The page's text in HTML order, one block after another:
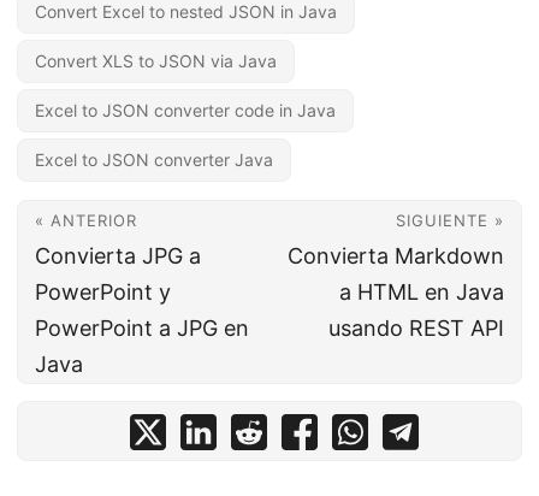
Convert Excel to nested JSON in Java
Convert XLS to JSON via Java
Excel to JSON converter code in Java
Excel to JSON converter Java
« ANTERIOR
Convierta JPG a
PowerPoint y
PowerPoint a JPG en
Java
SIGUIENTE »
Convierta Markdown
a HTML en Java
usando REST API